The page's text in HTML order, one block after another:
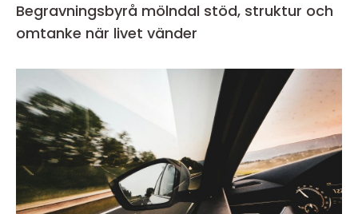
Begravningsbyrå mölndal stöd, struktur och
omtanke när livet vänder